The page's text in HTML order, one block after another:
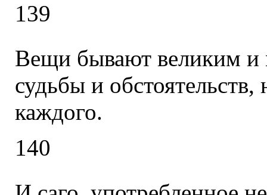
139
Вещи бывают великим и
судьбы и
каждого.
140